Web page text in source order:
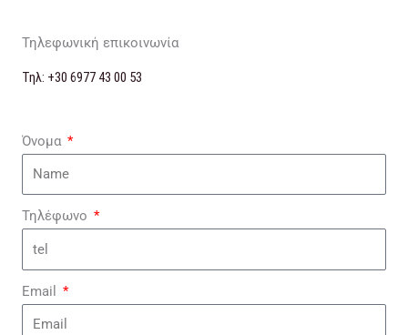
Τηλεφωνική επικοινωνία
Τηλ: +30 6977 43 00 53
Όνομα
Τηλέφωνο
Email